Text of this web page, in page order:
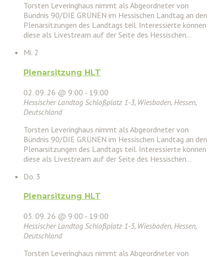
Torsten Leveringhaus nimmt als Abgeordneter von
Bündnis 90/DIE GRÜNEN im Hessischen Landtag an den
Plenarsitzungen des Landtags teil. Interessierte können
diese als Livestream auf der Seite des Hessischen…
Mi. 2
Plenarsitzung HLT
02. 09. 26 @ 9:00 - 19:00
Hessischer Landtag Schloßplatz 1-3, Wiesbaden, Hessen,
Deutschland
Torsten Leveringhaus nimmt als Abgeordneter von
Bündnis 90/DIE GRÜNEN im Hessischen Landtag an den
Plenarsitzungen des Landtags teil. Interessierte können
diese als Livestream auf der Seite des Hessischen…
Do. 3
Plenarsitzung HLT
03. 09. 26 @ 9:00 - 19:00
Hessischer Landtag Schloßplatz 1-3, Wiesbaden, Hessen,
Deutschland
Torsten Leveringhaus nimmt als Abgeordneter von